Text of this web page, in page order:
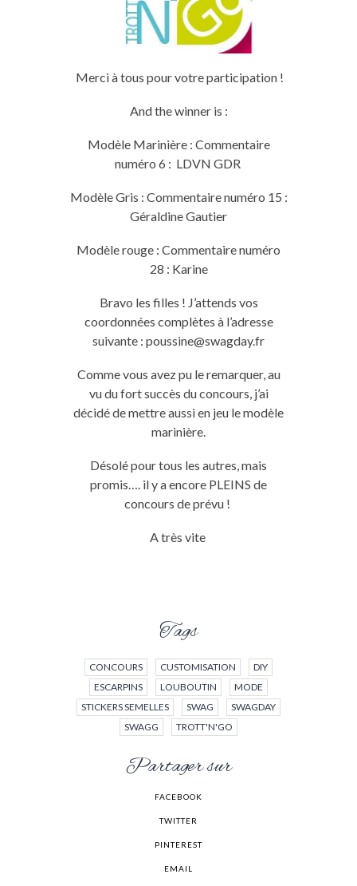
Merci à tous pour votre participation !
And the winner is :
Modèle Marinière : Commentaire
numéro 6 : LDVN GDR
Modèle Gris : Commentaire numéro 15 :
Géraldine Gautier
Modèle rouge : Commentaire numéro
28 : Karine
Bravo les filles ! J’attends vos
coordonnées complètes à l’adresse
suivante : poussine@swagday.fr
Comme vous avez pu le remarquer, au
vu du fort succès du concours, j’ai
décidé de mettre aussi en jeu le modèle
marinière.
Désolé pour tous les autres, mais
promis…. il y a encore PLEINS de
concours de prévu !
A très vite
Tags
CONCOURS CUSTOMISATION
DIY
ESCARPINS
LOUBOUTIN
MODE
STICKERS SEMELLES
SWAG
SWAGDAY
SWAGG
TROTT'N'GO
Partager sur
FACEBOOK
TWITTER
PINTEREST
EMAIL